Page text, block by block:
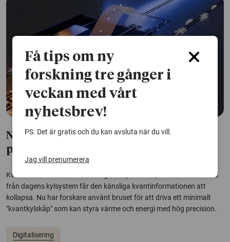
Nytt kvantkylskåp drar nytta av
problematiskt brus
Kvantdatorer kräver extremt låga temperaturer, men störande brus
från dagens kylsystem får den känsliga kvantinformationen att
kollapsa. Nu har forskare använt bruset för att driva ett minimalt
"kvantkylskåp" som kan styra värme och energi med hög precision.
Digitalisering
Få tips om ny
forskning tre gånger i
veckan med vårt
nyhetsbrev!
PS. Det är gratis och du kan avsluta när du vill.
Jag vill prenumerera